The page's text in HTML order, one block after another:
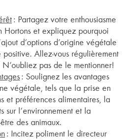
: Partagez votre enthousiasme
Hortons et expliquez pourquoi
d’options d’origine végétale
Allez-vous régulièrement
N’oubliez pas de le mentionner!
: Soulignez les avantages
végétale, tels que la prise en
et préférences alimentaires, la
sur l’environnement et la
des animaux.
: Incitez poliment le directeur